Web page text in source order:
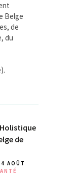
Belge
de
du
Holistique
de
4 AOÛT